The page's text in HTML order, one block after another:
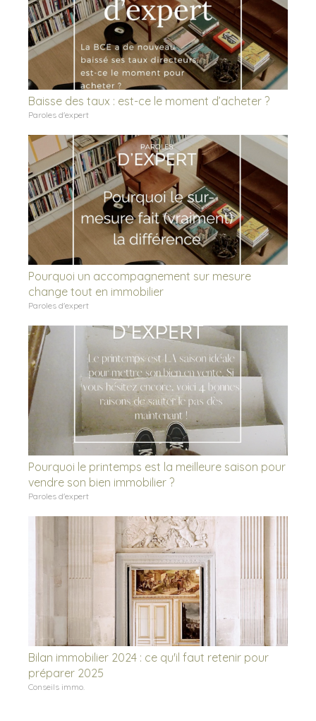
Baisse des taux : est-ce le moment d’acheter ?
Paroles d'expert
Pourquoi un accompagnement sur mesure
change tout en immobilier
Paroles d'expert
Pourquoi le printemps est la meilleure saison pour
vendre son bien immobilier ?
Paroles d'expert
Bilan immobilier 2024 : ce qu'il faut retenir pour
préparer 2025
Conseils immo.